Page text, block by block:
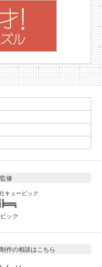
修
キュービック
ック
作の相談はこちら